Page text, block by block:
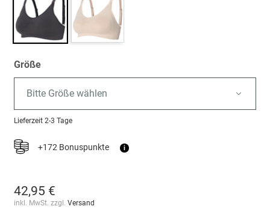
Größe
Bitte Größe wählen
Lieferzeit 2-3 Tage
+172 Bonuspunkte i
42,95 €
inkl. MwSt. zzgl. Versand